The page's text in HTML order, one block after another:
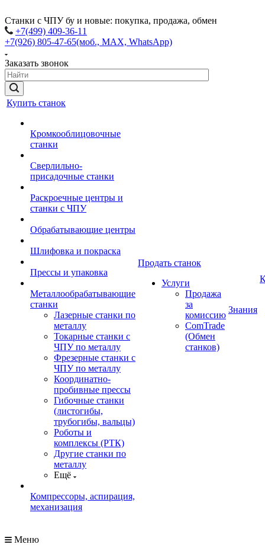
Станки с ЧПУ бу и новые: покупка, продажа, обмен
+7(499) 409-36-11
+7(926) 805-47-65(моб., MAX, WhatsApp)
Заказать звонок
Купить станок
Кромкооблицовочные
станки
Сверлильно-
присадочные станки
Раскроечные центры и
станки с ЧПУ
Обрабатывающие центры
Шлифовка и покраска
Прессы и упаковка
Металлообрабатывающие
станки
Лазерные станки по
металлу
Токарные станки с
ЧПУ по металлу
Фрезерные станки с
ЧПУ по металлу
Координатно-
пробивные прессы
Гибочные станки
(листогибы,
трубогибы, вальцы)
Роботы и
комплексы (РТК)
Другие станки по
металлу
Ещё
Компрессоры, аспирация,
механизация
Продать станок
Услуги
Продажа
за
комиссию
ComTrade
(Обмен
станков)
Знания
Меню